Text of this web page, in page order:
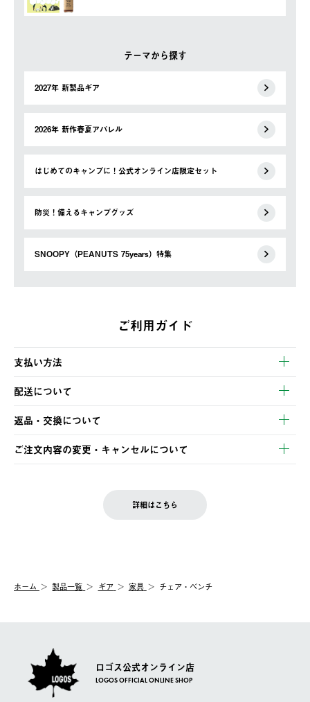
テーマから探す
2027年 新製品ギア
2026年 新作春夏アパレル
はじめてのキャンプに！公式オンライン店限定セット
防災！備えるキャンプグッズ
SNOOPY（PEANUTS 75years）特集
ご利用ガイド
支払い方法
以下のいずれかの方法でお支払いいただけます。
・クレジットカード決済
・コンビニ決済
・Pay-easy決済
配送について
【発送スケジュール】
ご注文・ご入金完了より2営業日以内に商品を発送いたします。
土日祝の発送はございませんので、木曜日以降のご注文は週明け
の発送となる場合がございます。
【配送業者】
佐川急便にて配送されます。
返品・交換について
※お客様都合の場合
お客様都合の返品にかかる送料は、お客様ご負担とさせていただ
一度お手元の商品を返品いただき、ご希望商品を再注文してくだ
ご注文内容の変更・キャンセルについて
LOGOS FAMILY会員の方は、会員マイページ内 購入履歴画面に
詳細はこちら
ホーム 製品一覧 ギア 家具 チェア・ベンチ
ロゴス公式オンライン店
LOGOS OFFICIAL ONLINE SHOP